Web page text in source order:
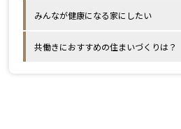
みんなが健康になる家にしたい
共働きにおすすめの住まいづくりは？